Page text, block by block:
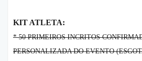
KIT ATLETA:
* 50 PRIMEIROS INCRITOS
PERSONALIZADA DO EVENTO